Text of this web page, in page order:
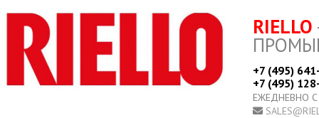
RIELLO
+7 (495)
+7 (495)
ЕЖЕДНЕВНО